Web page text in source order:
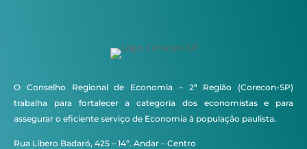
O Conselho Regional de Economia – 2ª Região (Corecon-SP)
trabalha para fortalecer a categoria dos economistas e para
assegurar o eficiente serviço de Economia à população paulista.
Rua Líbero Badaró, 425 – 14º. Andar – Centro